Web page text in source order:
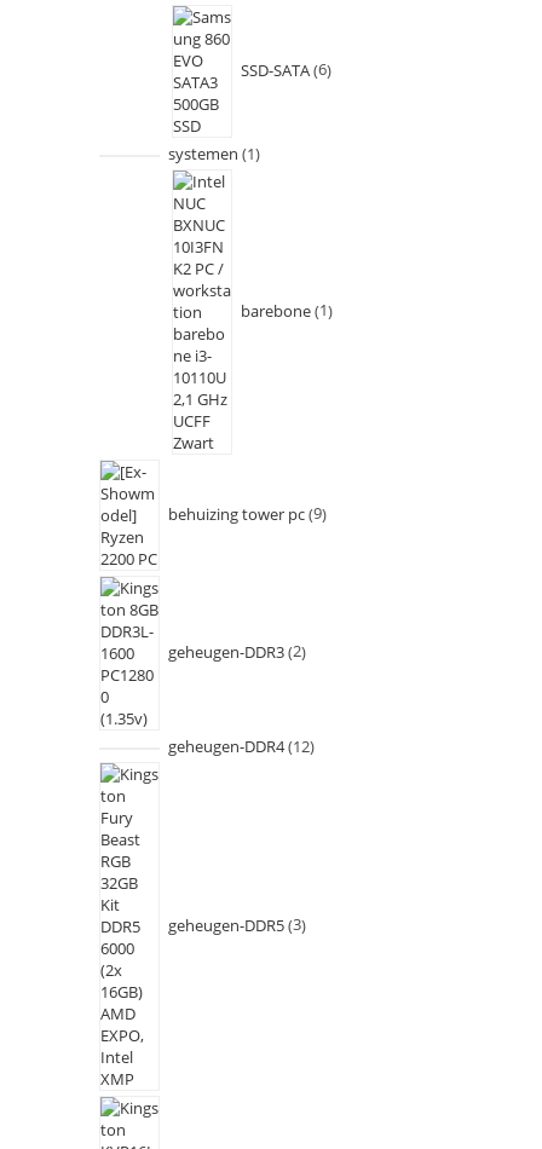
SSD-SATA 6
systemen 1
barebone 1
behuizing tower pc 9
geheugen-DDR3 2
geheugen-DDR4 12
geheugen-DDR5 3